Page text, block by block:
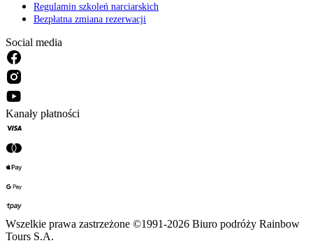
Regulamin szkoleń narciarskich
Bezpłatna zmiana rezerwacji
Social media
Kanały płatności
Wszelkie prawa zastrzeżone ©1991-2026 Biuro podróży Rainbow
Tours S.A.